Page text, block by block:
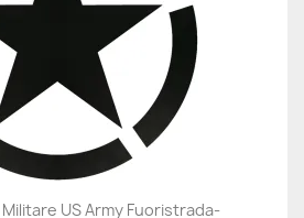
US Army Fuoristrada-